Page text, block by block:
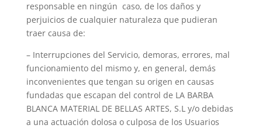
responsable en ningún caso, de los daños y
perjuicios de cualquier naturaleza que pudieran
traer causa de:
– Interrupciones del Servicio, demoras, errores, mal
funcionamiento del mismo y, en general, demás
inconvenientes que tengan su origen en causas
fundadas que escapan del control de LA BARBA
BLANCA MATERIAL DE BELLAS ARTES, S.L y/o debidas
a una actuación dolosa o culposa de los Usuarios